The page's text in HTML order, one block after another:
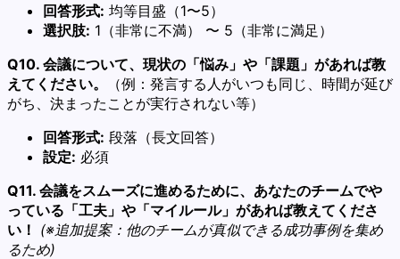
回答形式: 均等目盛（1〜5）
選択肢: 1（非常に不満） 〜 5（非常に満足）
Q10. 会議について、現状の「悩み」や「課題」があれば教
えてください。
（例：発言する人がいつも同じ、時間が延び
がち、決まったことが実行されない等）
回答形式: 段落（長文回答）
設定: 必須
Q11. 会議をスムーズに進めるために、あなたのチームでや
っている「工夫」や「マイルール」があれば教えてくださ
い！ (※追加提案：他のチームが真似できる成功事例を集め
るため)